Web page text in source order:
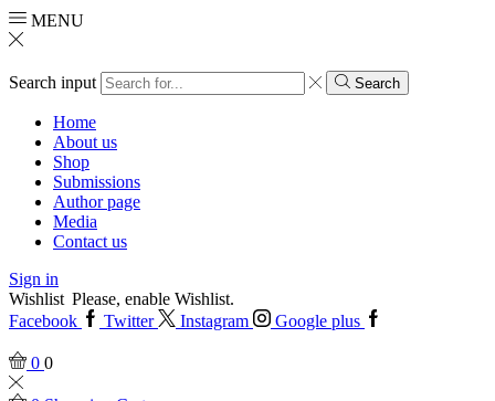
MENU
Search input Search
Home
About us
Shop
Submissions
Author page
Media
Contact us
Sign in
Wishlist Please, enable Wishlist.
Facebook
Twitter Instagram Google plus
0 0